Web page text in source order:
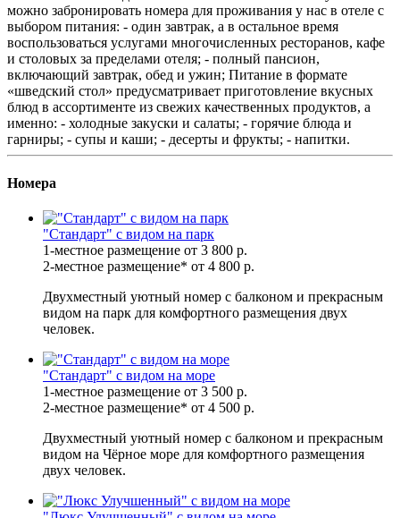
можно забронировать номера для проживания у нас в отеле с
выбором питания: - один завтрак, а в остальное время
воспользоваться услугами многочисленных ресторанов, кафе
и столовых за пределами отеля; - полный пансион,
включающий завтрак, обед и ужин; Питание в формате
«шведский стол» предусматривает приготовление вкусных
блюд в ассортименте из свежих качественных продуктов, а
именно: - холодные закуски и салаты; - горячие блюда и
гарниры; - супы и каши; - десерты и фрукты; - напитки.
Номера
"Стандарт" с видом на парк
1-местное размещение от 3 800 р.
2-местное размещение* от 4 800 р.
Двухместный уютный номер с балконом и прекрасным
видом на парк для комфортного размещения двух
человек.
"Стандарт" с видом на море
1-местное размещение от 3 500 р.
2-местное размещение* от 4 500 р.
Двухместный уютный номер с балконом и прекрасным
видом на Чёрное море для комфортного размещения
двух человек.